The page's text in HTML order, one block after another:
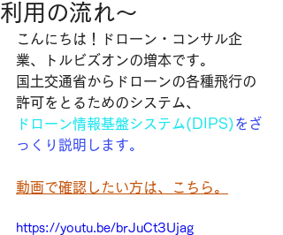
利用の流れ〜
こんにちは！ドローン・コンサル企
業、トルビズオンの増本です。​​
​国土交通省からドローンの各種飛行の
許可をとるためのシステム、
​ドローン情報基盤システム(DIPS)をざ
っくり説明します。
動画で確認したい方は、こちら。
https://youtu.be/brJuCt3Ujag